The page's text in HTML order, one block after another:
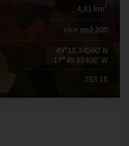
4,83 km2
více než 300
49°18.34560' N
17°49.88408' W
763 18